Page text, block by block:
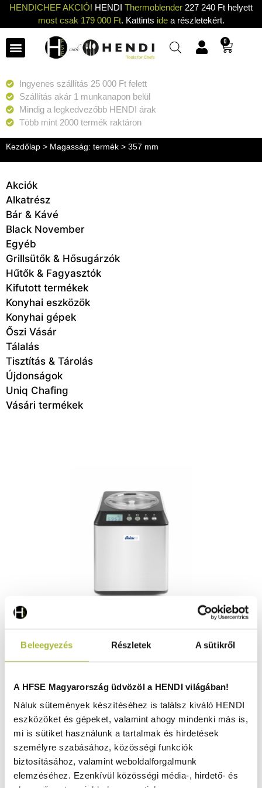
Beleegyezés Részletek A sütikről
A HFSE Magyarország üdvözöl a HENDI világában!
Náluk sütemények készítéséhez is találsz kiváló HENDI
eszközöket és gépeket, valamint ahogy mindenki más is,
mi is sütiket használunk a tartalmak és hirdetések
személyre szabásához, közösségi funkciók
biztosításához, valamint weboldalforgalmunk
elemzéséhez. Ezenkívül közösségi média-, hirdető- és
HENDICHEF AKCIÓ! HENDI Thermoblender 227 240 Ft helyett
most csak 179 000 Ft. Kattints idea részletekért.
0
Ingyenes szállítás 25 000 Ft felett
Szállítás akár 1 munkanapon belül
Mindig a legkedvezőbb HENDI árak
Több mint 2000 termék raktáron
Kezdőlap > Magasság: termék > 357 mm
Akciók
Alkatrész
Bár & Kávé
Black November
Egyéb
Grillsütők & Hősugárzók
Hűtők & Fagyasztók
Kifutott termékek
Konyhai eszközök
Konyhai gépek
Őszi Vásár
Tálalás
Tisztítás & Tárolás
Újdonságok
Uniq Chafing
Vásári termékek
HENDI 274231
181.450Ft
(142.874Ft+ ÁFA)
KOSÁRBA